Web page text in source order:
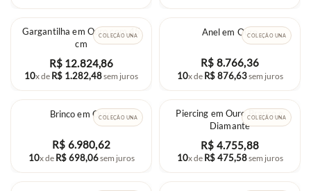
COLEÇÃO UNA
Gargantilha em Ouro com 45
cm
R$ 12.824,86
10x de R$ 1.282,48sem juros
COLEÇÃO UNA
Anel em Ouro
R$ 8.766,36
10x de R$ 876,63sem juros
COLEÇÃO UNA
Brinco em Ouro
R$ 6.980,62
10x de R$ 698,06sem juros
COLEÇÃO UNA
Piercing em Ouro Branco e
Diamante
R$ 4.755,88
10x de R$ 475,58sem juros